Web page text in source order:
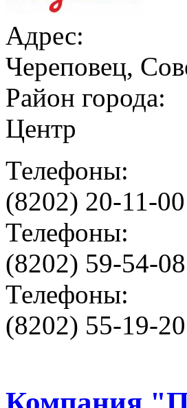
Адрес:
Череповец,
Район города:
Центр
Телефоны:
(8202) 20-11-00
Телефоны:
(8202) 59-54-08
Телефоны:
(8202) 55-19-20